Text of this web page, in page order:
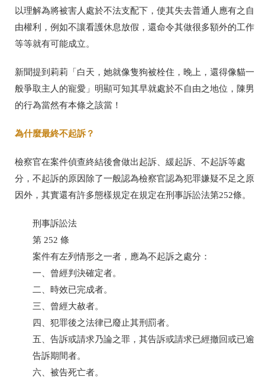
以理解為將被害人處於不法支配下，使其失去普通人應有之自
由權利，例如不讓看護休息放假，還命令其做很多額外的工作
等等就有可能成立。
新聞提到莉莉「白天，她就像隻狗被栓住，晚上，還得像貓一
般爭取主人的寵愛」明顯可知其早就處於不自由之地位，陳男
的行為當然有本條之該當！
為什麼最終不起訴？
檢察官在案件偵查終結後會做出起訴、緩起訴、不起訴等處
分，不起訴的原因除了一般認為檢察官認為犯罪嫌疑不足之原
因外，其實還有許多態樣規定在規定在刑事訴訟法第252條。
刑事訴訟法
第 252 條
案件有左列情形之一者，應為不起訴之處分：
一、曾經判決確定者。
二、時效已完成者。
三、曾經大赦者。
四、犯罪後之法律已廢止其刑罰者。
五、告訴或請求乃論之罪，其告訴或請求已經撤回或已逾
告訴期間者。
六、被告死亡者。